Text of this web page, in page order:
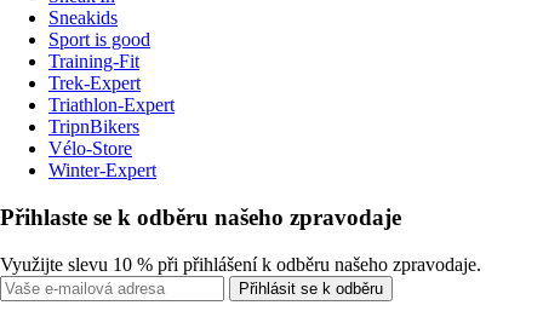
Sneakids
Sport is good
Training-Fit
Trek-Expert
Triathlon-Expert
TripnBikers
Vélo-Store
Winter-Expert
Přihlaste se k odběru našeho zpravodaje
Využijte slevu 10 % při přihlášení k odběru našeho zpravodaje.
Přihlásit se k odběru